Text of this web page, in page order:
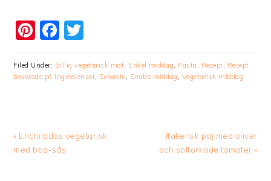
Pinterest
Facebook
Filed Under: Billig vegetarisk mat Enkel middag Pasta Recept
Recept
baserade på ingredienser Senaste Snabb middag Vegetarisk middag
Previous
Post:
« Enchiladas vegetarisk
med bbq-sås
Next
Post:
Italiensk paj med oliver
och soltorkade tomater »